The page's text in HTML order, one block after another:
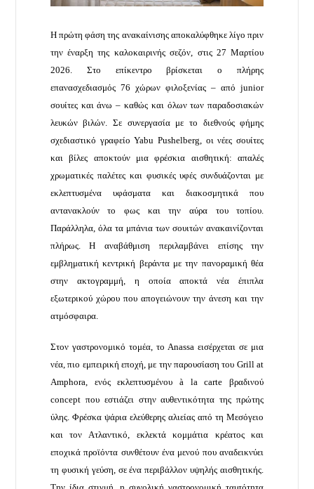
Η πρώτη φάση της ανακαίνισης αποκαλύφθηκε λίγο πριν
την έναρξη της καλοκαιρινής σεζόν, στις 27 Μαρτίου
2026. Στο επίκεντρο βρίσκεται ο πλήρης
επανασχεδιασμός 76 χώρων φιλοξενίας – από junior
σουίτες και άνω – καθώς και όλων των παραδοσιακών
λευκών βιλών. Σε συνεργασία με το διεθνούς φήμης
σχεδιαστικό γραφείο Yabu Pushelberg, οι νέες σουίτες
και βίλες αποκτούν μια φρέσκια αισθητική: απαλές
χρωματικές παλέτες και φυσικές υφές συνδυάζονται με
εκλεπτυσμένα υφάσματα και διακοσμητικά που
αντανακλούν το φως και την αύρα του τοπίου.
Παράλληλα, όλα τα μπάνια των σουιτών ανακαινίζονται
πλήρως. Η αναβάθμιση περιλαμβάνει επίσης την
εμβληματική κεντρική βεράντα με την πανοραμική θέα
στην ακτογραμμή, η οποία αποκτά νέα έπιπλα
εξωτερικού χώρου που απογειώνουν την άνεση και την
ατμόσφαιρα.
Στον γαστρονομικό τομέα, το Anassa εισέρχεται σε μια
νέα, πιο εμπειρική εποχή, με την παρουσίαση του Grill at
Amphora, ενός εκλεπτυσμένου à la carte βραδινού
concept που εστιάζει στην αυθεντικότητα της πρώτης
ύλης. Φρέσκα ψάρια ελεύθερης αλιείας από τη Μεσόγειο
και τον Ατλαντικό, εκλεκτά κομμάτια κρέατος και
εποχικά προϊόντα συνθέτουν ένα μενού που αναδεικνύει
τη φυσική γεύση, σε ένα περιβάλλον υψηλής αισθητικής.